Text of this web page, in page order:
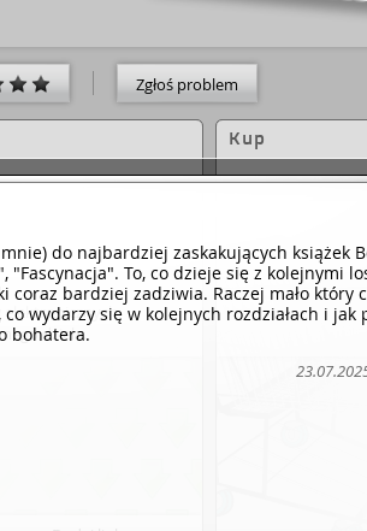
ja, nie
coś
z nich kijem
Drugi
ją we dwóch
Zgłoś problem
elektronicznych
dzieła.
Kup
do najbardziej zaskakujących książek
To, co dzieje się z kolejnymi
coraz bardziej zadziwia. Raczej mało który
wydarzy się w kolejnych rozdziałach i jak
bohatera.